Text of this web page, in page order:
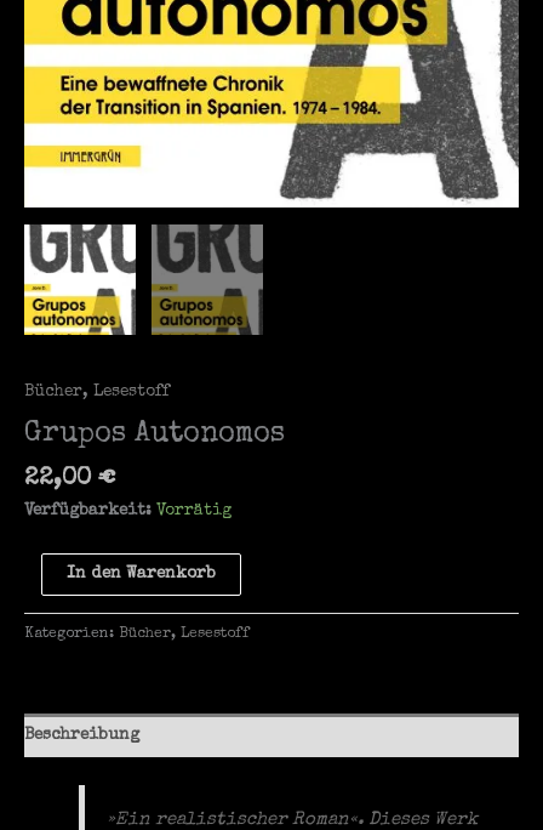
Bücher, Lesestoff
Grupos Autonomos
22,00 €
Verfügbarkeit: Vorrätig
Grupos
Autonomos
Menge
In den Warenkorb
Kategorien: Bücher, Lesestoff
Beschreibung
»Ein realistischer Roman«. Dieses Werk